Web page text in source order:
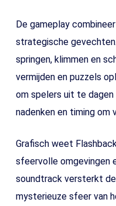
De gameplay
strategische
springen, klimmen en
vermijden en puzzels
om spelers uit te dagen
nadenken en timing om
Grafisch weet
sfeervolle omgevingen
soundtrack versterkt de
mysterieuze sfeer van